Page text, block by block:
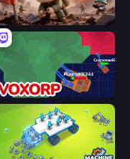
Minesweeper Squad
Voxorp